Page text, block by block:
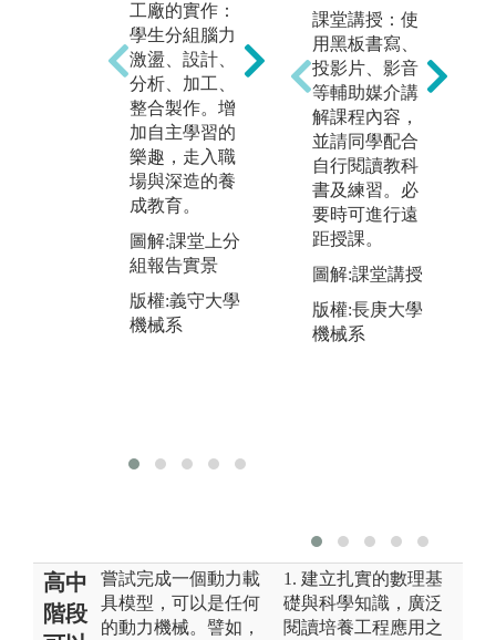
工廠的實作：
學生分組腦力
激盪、設計、
分析、加工、
整合製作。增
加自主學習的
樂趣，走入職
場與深造的養
成教育。
圖解:課堂上分
組報告實景
版權:義守大學
機械系
電腦輔助：利
用電腦作為輔
助工具，讓學
生在機械2D、
3D繪圖、設計
與製造、工程
分析等應用數
位科技，機械
人不再是黑
手。
圖解:電腦機械
製圖實景(CA
D/CAM)
課堂講授：使
用黑板書寫、
投影片、影音
等輔助媒介講
解課程內容，
並請同學配合
自行閱讀教科
書及練習。必
要時可進行遠
距授課。
圖解:課堂講授
版權:長庚大學
機械系
高中
階段
嘗試完成一個動力載
具模型，可以是任何
的動力機械。譬如，
1. 建立扎實的數理基
礎與科學知識，廣泛
閱讀培養工程應用之